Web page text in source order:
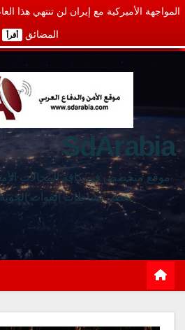
المواجهة الأميركية مع إيران لن تنتهي هذا
المضائق أقرأ
SdArabia
موقع متخصص في كافة المجالات
يغطي نشاطات القوات الجوية